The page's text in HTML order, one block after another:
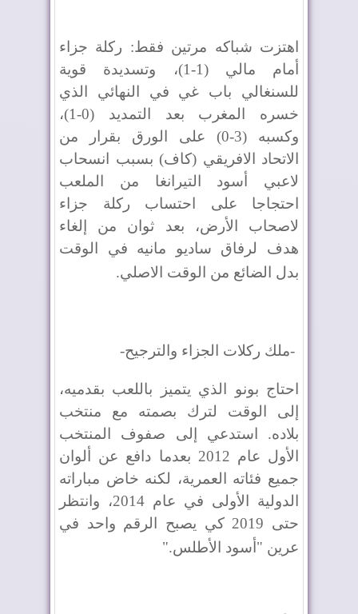
اهتزت شباكه مرتين فقط: ركلة جزاء
أمام مالي (1-1)، وتسديدة قوية
للسنغالي باب غي في النهائي الذي
خسره المغرب بعد التمديد (0-1)،
وكسبه (3-0) على الورق بقرار من
الاتحاد الافريقي (كاف) بسبب انسحاب
لاعبي أسود التيرانغا من الملعب
احتجاجا على احتساب ركلة جزاء
لاصحاب الأرض، بعد ثوان من إلغاء
هدف لرفاق ساديو مانيه في الوقت
بدل الضائع من الوقت الاصلي.
-ملك ركلات الجزاء والترجيح-
احتاج بونو الذي يتميز باللعب بقدميه،
إلى الوقت لترك بصمته مع منتخب
بلاده. استدعي إلى صفوف المنتخب
الأول عام 2012 بعدما دافع عن ألوان
جميع فئاته العمرية، لكنه خاض مباراته
الدولية الأولى في عام 2014، وانتظر
حتى 2019 كي يصبح الرقم واحد في
عرين "أسود الأطلس".